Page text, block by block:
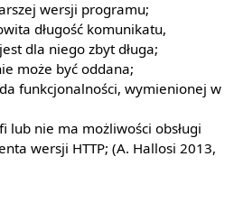
wersji programu;
długość komunikatu,
dla niego zbyt długa;
może być oddana;
funkcjonalności, wymienionej w
lub nie ma możliwości obsługi
wersji HTTP; (A. Hallosi 2013,